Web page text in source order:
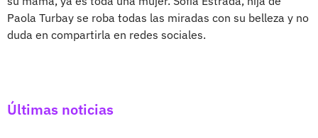
Paola Turbay se roba todas las miradas con su belleza y no
duda en compartirla en redes sociales.
Últimas noticias